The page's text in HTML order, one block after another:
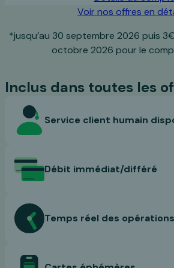
Voir nos offres en
*jusqu’au 30 septembre 2026 puis
octobre 2026 pour le
Inclus dans toutes les
Service client humain
Débit immédiat/différé
Temps réel des opérations